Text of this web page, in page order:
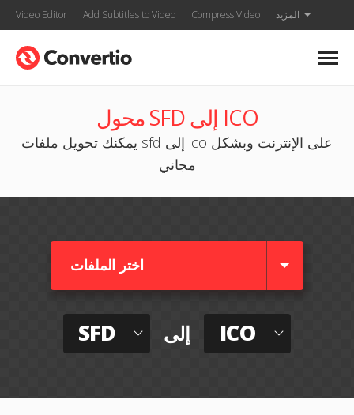
Video Editor Add Subtitles to Video Compress Video المزيد
محول SFD إلى ICO
يمكنك تحويل ملفات sfd إلى ico على الإنترنت وبشكل
مجاني
اختر الملفات
SFD إلى ICO